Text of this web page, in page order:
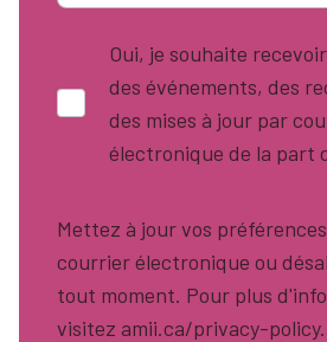
Oui, je souhaite
des événements, des
des mises à jour par
électronique de la part
Mettez à jour vos
courrier électronique ou
tout moment. Pour plus
visitez amii.ca/privacy-policy.